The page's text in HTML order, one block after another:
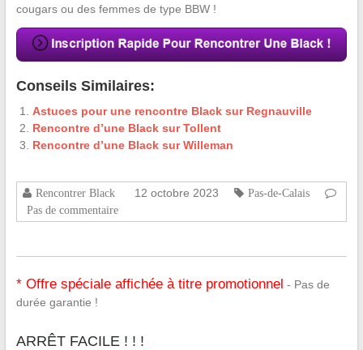
cougars ou des femmes de type BBW !
Conseils Similaires:
Astuces pour une rencontre Black sur Regnauville
Rencontre d’une Black sur Tollent
Rencontre d’une Black sur Willeman
Rencontrer Black 12 octobre 2023
Pas-de-Calais
Pas de commentaire
* Offre spéciale affichée à titre promotionnel - Pas de
durée garantie !
ARRÊT FACILE ! ! !